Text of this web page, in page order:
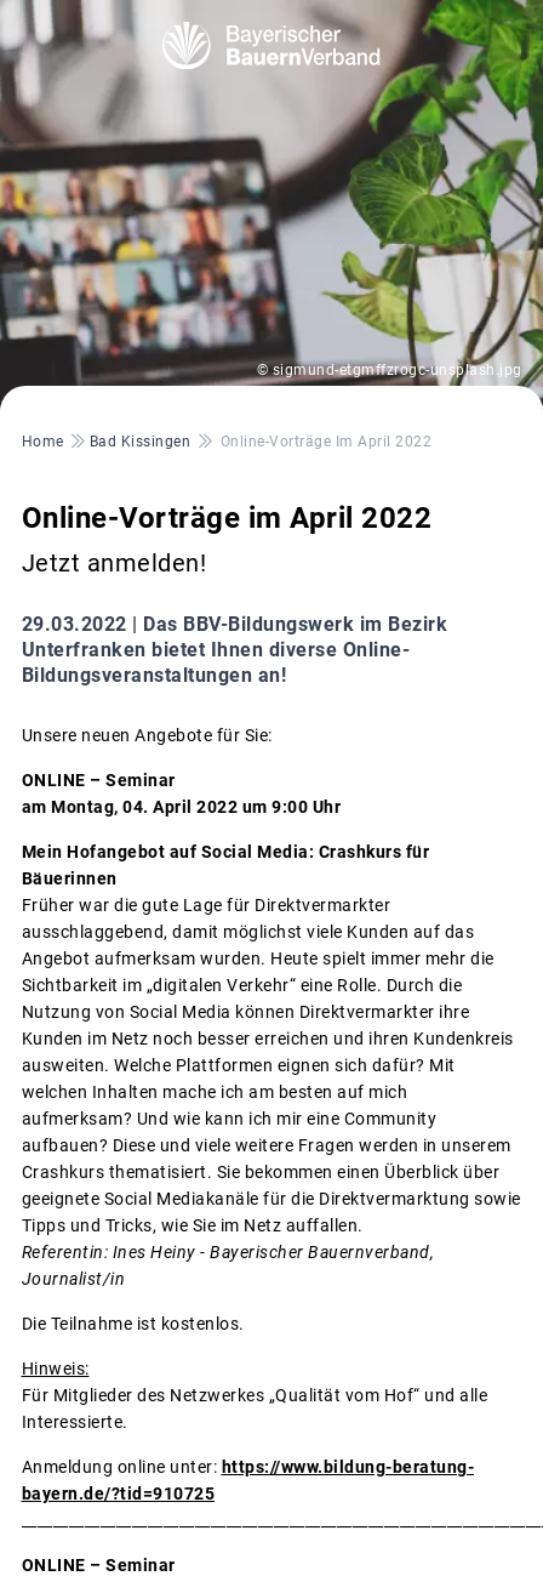
© sigmund-etgmffzrogc-unsplash.jpg
Pfadnavigation
Home Bad Kissingen Online-Vorträge Im April 2022
Online-Vorträge im April 2022
Jetzt anmelden!
29.03.2022 | Das BBV-Bildungswerk im Bezirk
Unterfranken bietet Ihnen diverse Online-
Bildungsveranstaltungen an!
Unsere neuen Angebote für Sie:
ONLINE – Seminar
am Montag, 04. April 2022 um 9:00 Uhr
Mein Hofangebot auf Social Media: Crashkurs für
Bäuerinnen
Früher war die gute Lage für Direktvermarkter
ausschlaggebend, damit möglichst viele Kunden auf das
Angebot aufmerksam wurden. Heute spielt immer mehr die
Sichtbarkeit im „digitalen Verkehr“ eine Rolle. Durch die
Nutzung von Social Media können Direktvermarkter ihre
Kunden im Netz noch besser erreichen und ihren Kundenkreis
ausweiten. Welche Plattformen eignen sich dafür? Mit
welchen Inhalten mache ich am besten auf mich
aufmerksam? Und wie kann ich mir eine Community
aufbauen? Diese und viele weitere Fragen werden in unserem
Crashkurs thematisiert. Sie bekommen einen Überblick über
geeignete Social Mediakanäle für die Direktvermarktung sowie
Tipps und Tricks, wie Sie im Netz auffallen.
Referentin: Ines Heiny - Bayerischer Bauernverband,
Journalist/in
Die Teilnahme ist kostenlos.
Hinweis:
Für Mitglieder des Netzwerkes „Qualität vom Hof“ und alle
Interessierte.
Anmeldung online unter: https://www.bildung-beratung-
bayern.de/?tid=910725
ONLINE – Seminar